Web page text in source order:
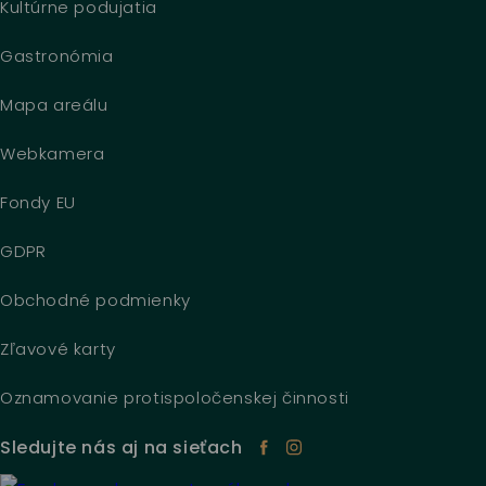
Kultúrne podujatia
Gastronómia
Mapa areálu
Webkamera
Fondy EU
GDPR
Obchodné podmienky
Zľavové karty
Oznamovanie protispoločenskej činnosti
Sledujte nás aj na sieťach